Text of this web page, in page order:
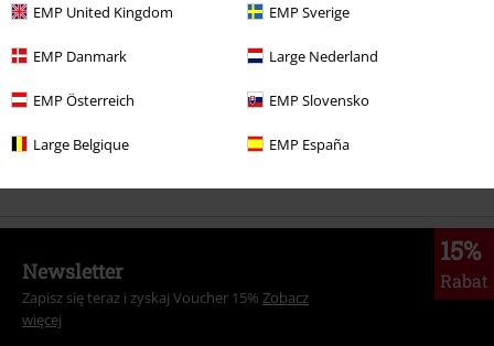
EMP United Kingdom EMP Sverige
EMP Danmark Large Nederland
EMP Österreich EMP Slovensko
Large Belgique EMP España
Rozrywka
Filmy i Seriale Filmy i Seriale Seriale TV Funko Pop!
Filmy i Seriale Figurki
Filmy i Seriale Anime Funko Pop! Anime
15%
Rabat
Newsletter
Zapisz się teraz i zyskaj Voucher 15% Zobacz
więcej